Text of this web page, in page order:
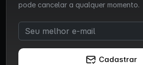
pode cancelar a qualquer momento.
Cadastrar